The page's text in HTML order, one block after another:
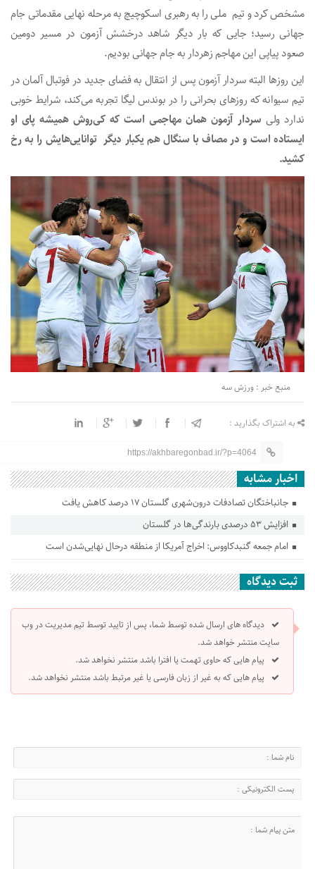
مشخص کرد و تیم ملی را به رهبری اسکوچیچ به مرحله نهایی مقدماتی جام
جهانی رسید؛ جایی که بار دیگر شاهد درخشش آزمون در مسیر دومین
صعود پیاپی این مهاجم زهردار به جام جهانی بودیم.
این روزها البته سردار آزمون پس از انتقال به فضای جدید در فوتبال آلمان در
تیم سیوانه که روزهای بحرانی را در بوندس لیگا تجربه می‌کند، شرایط خوبی
ندارد ولی سردار آزمون همان مهاجمی است که کی‌روش همیشه پای او
ایستاده است و در مصاف با سنگال هم یکبار دیگر توانایی‌هایش را به رخ
کشید.
منبع خبر : ورزش سه
به اشتراک بگذارید :
https://akhbaregonbad.ir/?p=4064
اخبار مشابه
جانباختگان تصادفات درون‌شهری گلستان ۱۷ درصد کاهش یافت
افزایش ۵۳ درصدی بارندگی‌ها در گلستان
امام جمعه گنبدکاووس: اخراج آمریکا از منطقه درحال نهایی‌شدن است
ثبت دیدگاه
دیدگاه های ارسال شده توسط شما، پس از تایید توسط تیم مدیریت در وب
سایت منتشر خواهد شد.
پیام هایی که حاوی تهمت یا افترا باشد منتشر نخواهد شد.
پیام هایی که به غیر از زبان فارسی یا غیر مرتبط باشد منتشر نخواهد شد.